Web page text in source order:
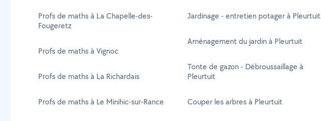
Profs de maths à La Chapelle-des-
Fougeretz
Profs de maths à Vignoc
Profs de maths à La Richardais
Profs de maths à Le Minihic-sur-Rance
Jardinage - entretien potager à Pleurtuit
Aménagement du jardin à Pleurtuit
Tonte de gazon - Débroussaillage à
Pleurtuit
Couper les arbres à Pleurtuit